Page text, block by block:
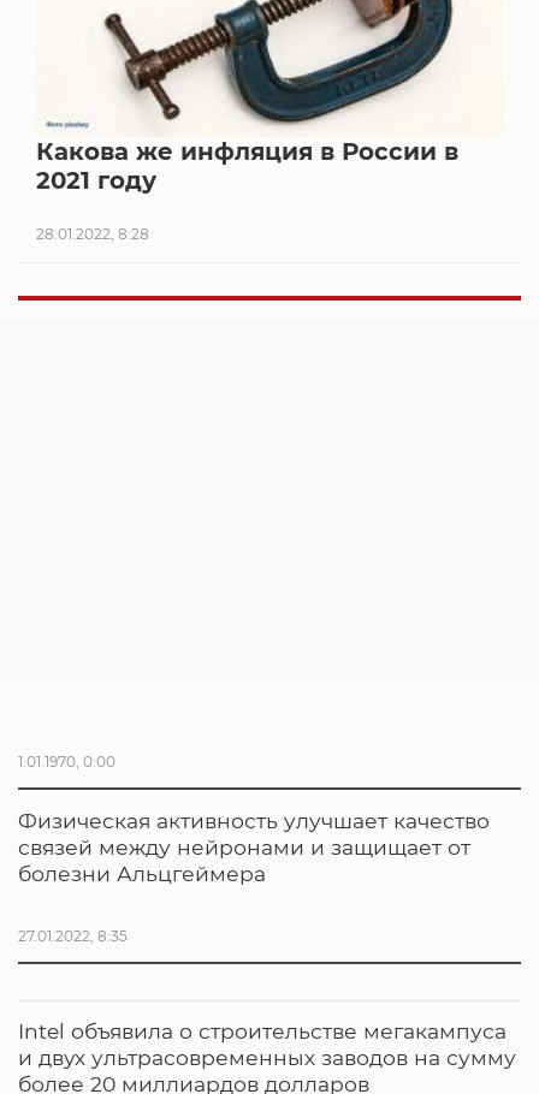
Какова же инфляция в России в
2021 году
28.01.2022, 8:28
1.01.1970, 0:00
Физическая активность улучшает качество
связей между нейронами и защищает от
болезни Альцгеймера
27.01.2022, 8:35
Intel объявила о строительстве мегакампуса
и двух ультрасовременных заводов на сумму
более 20 миллиардов долларов